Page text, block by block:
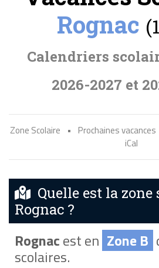
Rognac
Calendriers
2026-2027 et
Zone Scolaire • Prochaines vacances
iCal
Quelle est la zone
Rognac ?
Rognacest en Zone B
scolaires.